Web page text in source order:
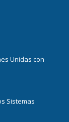
Unidas con
Sistemas